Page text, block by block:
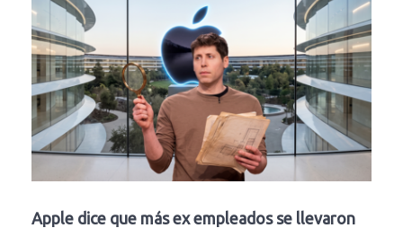
Apple dice que más ex empleados se llevaron